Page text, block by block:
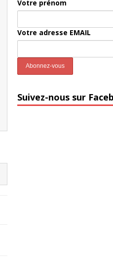
Votre prénom
Votre adresse EMAIL
Suivez-nous sur